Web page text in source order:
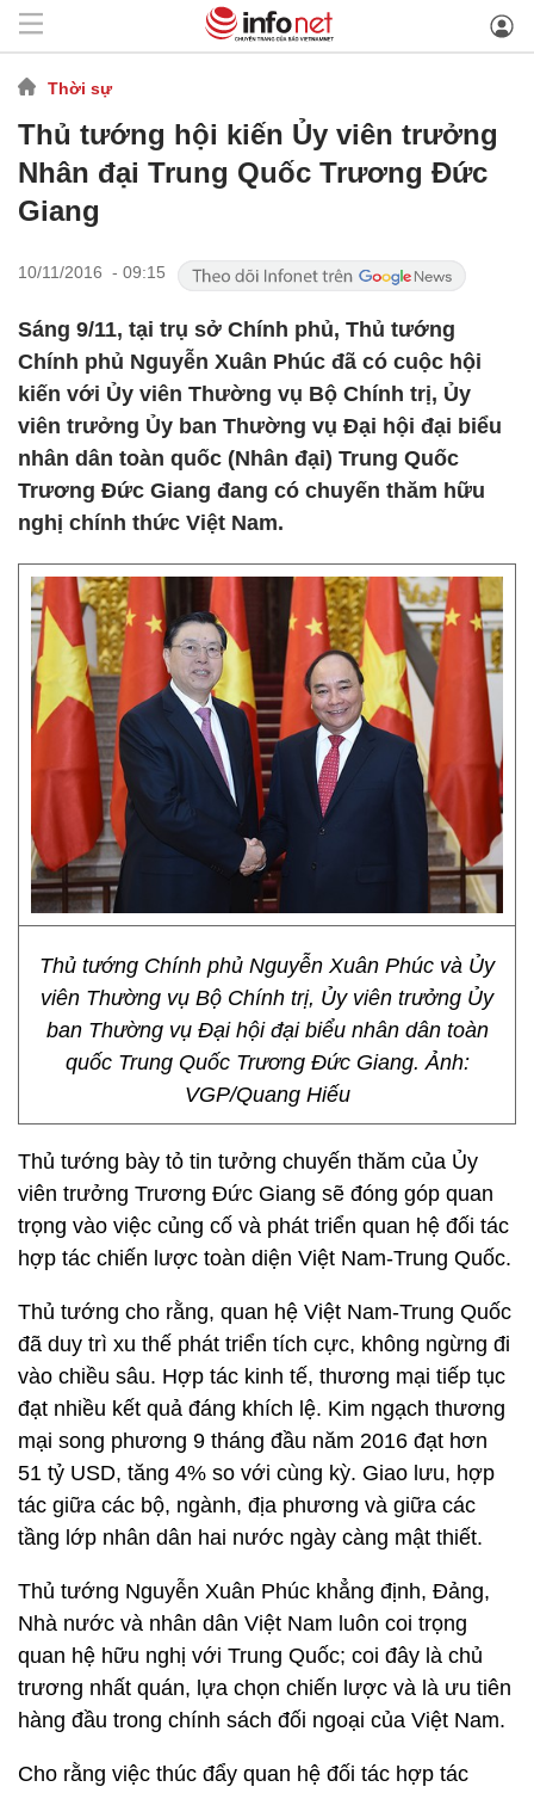
Thời sự
Thủ tướng hội kiến Ủy viên trưởng
Nhân đại Trung Quốc Trương Đức
Giang
10/11/2016 - 09:15
Sáng 9/11, tại trụ sở Chính phủ, Thủ tướng
Chính phủ Nguyễn Xuân Phúc đã có cuộc hội
kiến với Ủy viên Thường vụ Bộ Chính trị, Ủy
viên trưởng Ủy ban Thường vụ Đại hội đại biểu
nhân dân toàn quốc (Nhân đại) Trung Quốc
Trương Đức Giang đang có chuyến thăm hữu
nghị chính thức Việt Nam.
Thủ tướng Chính phủ Nguyễn Xuân Phúc và Ủy
viên Thường vụ Bộ Chính trị, Ủy viên trưởng Ủy
ban Thường vụ Đại hội đại biểu nhân dân toàn
quốc Trung Quốc Trương Đức Giang. Ảnh:
VGP/Quang Hiếu
Thủ tướng bày tỏ tin tưởng chuyến thăm của Ủy
viên trưởng Trương Đức Giang sẽ đóng góp quan
trọng vào việc củng cố và phát triển quan hệ đối tác
hợp tác chiến lược toàn diện Việt Nam-Trung Quốc.
Thủ tướng cho rằng, quan hệ Việt Nam-Trung Quốc
đã duy trì xu thế phát triển tích cực, không ngừng đi
vào chiều sâu. Hợp tác kinh tế, thương mại tiếp tục
đạt nhiều kết quả đáng khích lệ. Kim ngạch thương
mại song phương 9 tháng đầu năm 2016 đạt hơn
51 tỷ USD, tăng 4% so với cùng kỳ. Giao lưu, hợp
tác giữa các bộ, ngành, địa phương và giữa các
tầng lớp nhân dân hai nước ngày càng mật thiết.
Thủ tướng Nguyễn Xuân Phúc khẳng định, Đảng,
Nhà nước và nhân dân Việt Nam luôn coi trọng
quan hệ hữu nghị với Trung Quốc; coi đây là chủ
trương nhất quán, lựa chọn chiến lược và là ưu tiên
hàng đầu trong chính sách đối ngoại của Việt Nam.
Cho rằng việc thúc đẩy quan hệ đối tác hợp tác